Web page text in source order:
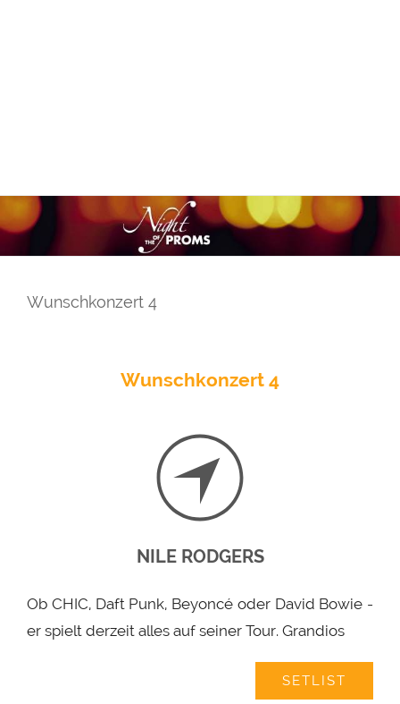
Wunschkonzert 4
Wunschkonzert 4
NILE RODGERS
Ob CHIC, Daft Punk, Beyoncé oder David Bowie -
er spielt derzeit alles auf seiner Tour. Grandios
SETLIST